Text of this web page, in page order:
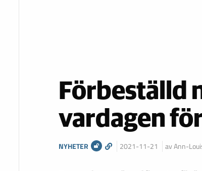
Förbeställd
vardagen
NYHETER 2021-11-21 av Ann-